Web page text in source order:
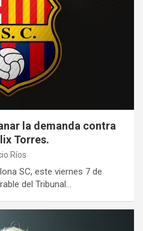
la demanda contra
Torres.
Ríos
SC, este viernes 7 de
del Tribunal…